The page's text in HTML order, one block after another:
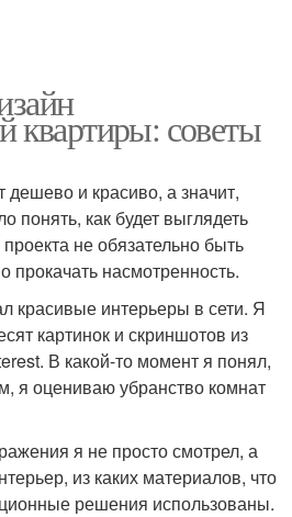
квартиры: советы
дешево и красиво, а значит,
понять, как будет выглядеть
не обязательно быть
прокачать насмотренность.
красивые интерьеры в сети. Я
картинок и скриншотов из
В какой-то момент я понял,
я оцениваю убранство комнат
я не просто смотрел, а
из каких материалов, что
решения использованы.